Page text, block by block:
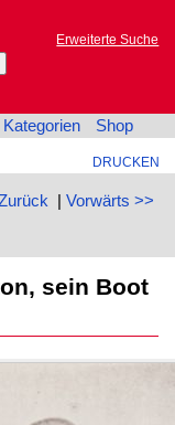
Erweiterte Suche
Kategorien Shop
DRUCKEN
| Vorwärts >>
sein Boot